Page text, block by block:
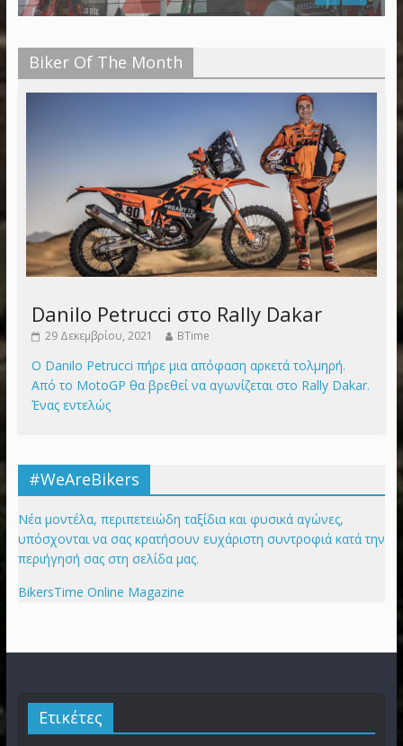
Biker Of The Month
Danilo Petrucci στο Rally Dakar
29 Δεκεμβρίου, 2021 BTime
Ο Danilo Petrucci πήρε μια απόφαση αρκετά τολμηρή.
Από το MotoGP θα βρεθεί να αγωνίζεται στο Rally Dakar.
Ένας εντελώς
#WeAreBikers
Νέα μοντέλα, περιπετειώδη ταξίδια και φυσικά αγώνες,
υπόσχονται να σας κρατήσουν ευχάριστη συντροφιά κατά την
περιήγησή σας στη σελίδα μας.
BikersTime Online Magazine
Ετικέτες